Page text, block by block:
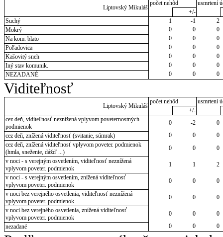
Liptovský Mikuláš
počet nehôd
usmrtení
+/-
Suchý
1 -1
2
Mokrý
0 0
0
Na kom. blato
0 0
0
Poľadovica
0 0
0
Kašovitý sneh
0 0
0
Iný stav komunik.
0 0
0
NEZADANÉ
0 0 0
Viditeľnosť
Liptovský Mikuláš
počet nehôd
usmrtení
+/-
cez deň, viditeľnosť neznížená vplyvom poveternostných
podmienok
0 -2
0
cez deň, znížená viditeľnosť (svitanie, súmrak)
0 0
0
cez deň, znížená viditeľnosť vplyvom poveter. podmienok
(hmla, sneženie, dážď ...)
0 0
0
v noci - s verejným osvetlením, viditeľnosť neznížená
vplyvom poveter. podmienok
1 1
2
v noci - s verejným osvetlením, znížená viditeľnosť
vplyvom poveter. podmienok
0 0
0
v noci bez verejného osvetlenia, viditeľnosť neznížená
vplyvom poveter. podmienok
0 0
0
v noci bez verejného osvetlenia, znížená viditeľnosť
vplyvom poveter. podmienok
0 0
0
nezadané
0 0 0